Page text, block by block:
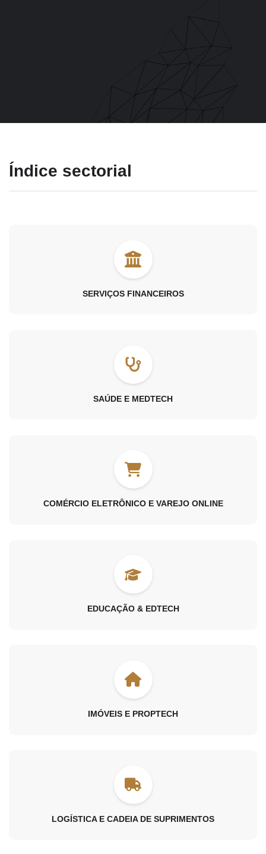
Índice sectorial
SERVIÇOS FINANCEIROS
SAÚDE E MEDTECH
COMÉRCIO ELETRÔNICO E VAREJO ONLINE
EDUCAÇÃO & EDTECH
IMÓVEIS E PROPTECH
LOGÍSTICA E CADEIA DE SUPRIMENTOS